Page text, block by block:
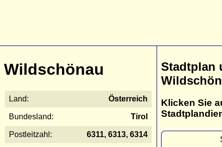
Wildschönau
Land: Österreich
Bundesland: Tirol
Postleitzahl: 6311, 6313, 6314
Stadtplan
Klicken Sie